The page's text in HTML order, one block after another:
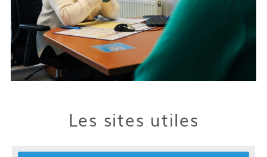
Les sites utiles